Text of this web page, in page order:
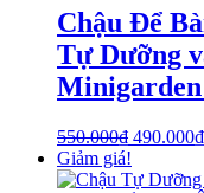
Chậu Để
Tự Dưỡng
Minigarden
550.000₫ 490.000₫
Giảm giá!